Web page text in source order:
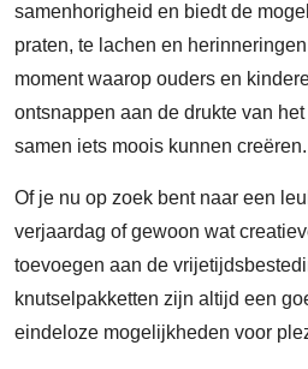
samenhorigheid en biedt de
praten, te lachen en
moment waarop ouders en
ontsnappen aan de drukte van
samen iets moois kunnen creëren.
Of je nu op zoek bent naar een
verjaardag of gewoon wat
toevoegen aan de
knutselpakketten zijn altijd een
eindeloze mogelijkheden voor